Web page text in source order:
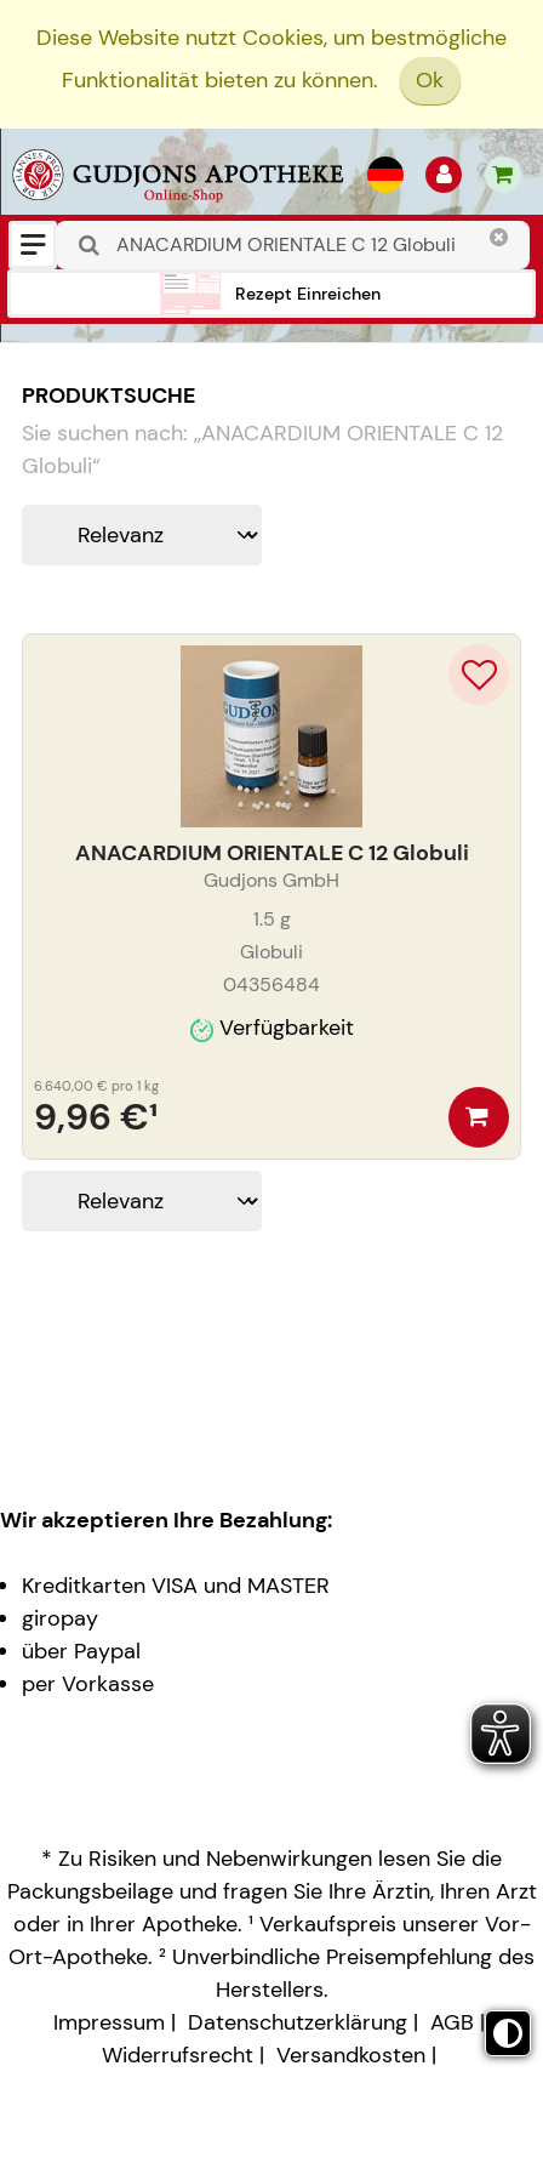
Diese Website nutzt Cookies, um bestmögliche
Funktionalität bieten zu können.
Ok
Rezept Einreichen
PRODUKTSUCHE
Sie suchen nach: „ANACARDIUM ORIENTALE C 12
Globuli“
ANACARDIUM ORIENTALE C 12 Globuli
Gudjons GmbH
1.5 g
Globuli
04356484
Verfügbarkeit
9,96 €¹
6.640,00 € pro 1 kg
Wir akzeptieren Ihre Bezahlung:
Kreditkarten VISA und MASTER
giropay
über Paypal
per Vorkasse
* Zu Risiken und Nebenwirkungen lesen Sie die
Packungsbeilage und fragen Sie Ihre Ärztin, Ihren Arzt
oder in Ihrer Apotheke. ¹ Verkaufspreis unserer Vor-
Ort-Apotheke. ² Unverbindliche Preisempfehlung des
Herstellers.
Impressum
Datenschutzerklärung
AGB
Widerrufsrecht
Versandkosten